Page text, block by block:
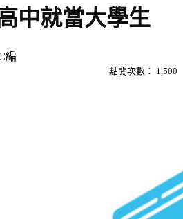
中就當大學生
編
點閱次數： 1,500